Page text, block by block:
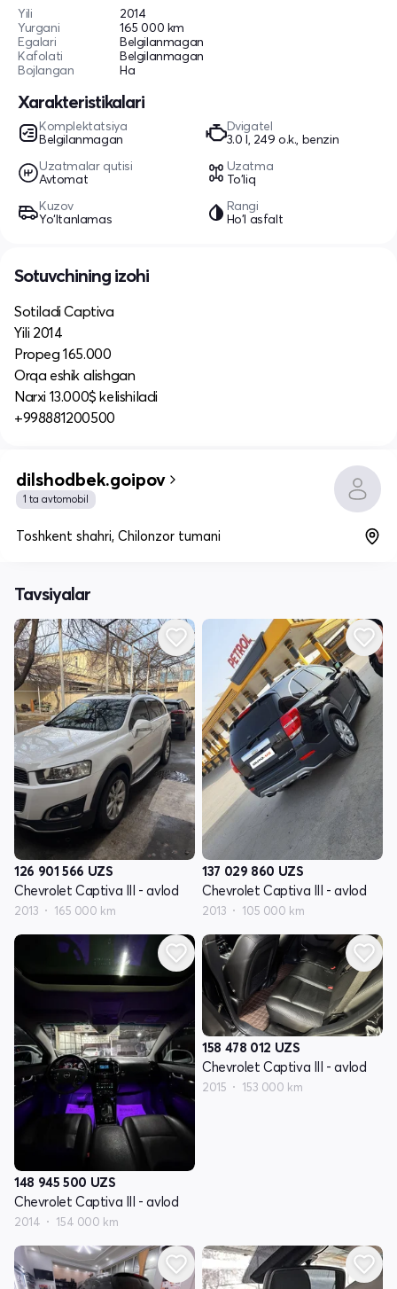
Yili
2014
Yurgani
165 000 km
Egalari
Belgilanmagan
Kafolati
Belgilanmagan
Bojlangan
Ha
Xarakteristikalari
Komplektatsiya
Belgilanmagan
Dvigatel
3.0 l, 249 o.k., benzin
Uzatmalar qutisi
Avtomat
Uzatma
To'liq
Kuzov
Yo‘ltanlamas
Rangi
Ho'l asfalt
Sotuvchining izohi
Sotiladi Captiva
Yili 2014
Propeg 165.000
Orqa eshik alishgan
Narxi 13.000$ kelishiladi
+998881200500
dilshodbek.goipov
1 ta avtomobil
Toshkent shahri, Chilonzor tumani
Tavsiyalar
126 901 566 UZS
Chevrolet Captiva III - avlod
2013 165 000 km
137 029 860 UZS
Chevrolet Captiva III - avlod
2013 105 000 km
148 945 500 UZS
Chevrolet Captiva III - avlod
2014 154 000 km
158 478 012 UZS
Chevrolet Captiva III - avlod
2015 153 000 km